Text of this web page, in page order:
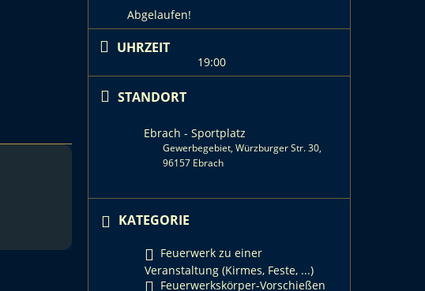
Abgelaufen!
UHRZEIT
19:00
STANDORT
Ebrach - Sportplatz
Gewerbegebiet, Würzburger Str. 30,
96157 Ebrach
KATEGORIE
Feuerwerk zu einer
Veranstaltung (Kirmes, Feste, ...)
Feuerwerkskörper-Vorschießen